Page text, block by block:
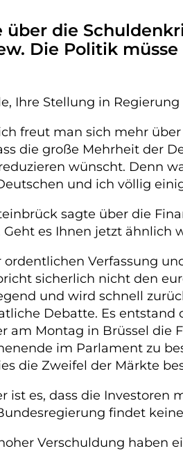
über die
Die Politik
Ihre Stellung in
freut man sich mehr
die große Mehrheit der
wünscht. Denn
und ich völlig
sagte über die
es Ihnen jetzt ähnlich
ordentlichen Verfassung
sicherlich nicht den
und wird schnell
Debatte. Es
am Montag in Brüssel die
im Parlament zu
die Zweifel der Märkte
ist es, dass die
findet
Verschuldung